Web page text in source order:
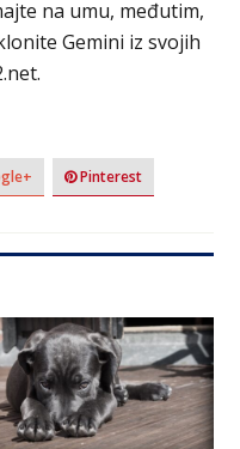
na umu, međutim,
Gemini iz svojih
Pinterest